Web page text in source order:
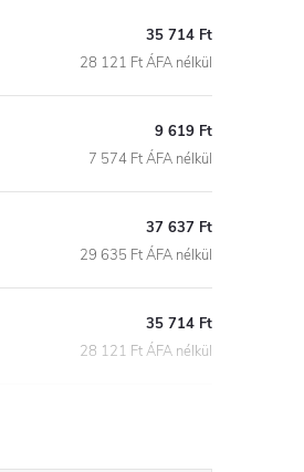
35 714 Ft
28 121 Ft ÁFA nélkül
9 619 Ft
7 574 Ft ÁFA nélkül
37 637 Ft
29 635 Ft ÁFA nélkül
35 714 Ft
28 121 Ft ÁFA nélkül